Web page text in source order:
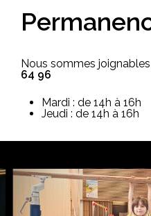
Nous sommes
64 96
Mardi : de 14h à 16h
Jeudi : de 14h à 16h